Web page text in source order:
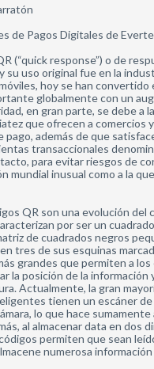
de Pagos Digitales de
(“quick response”) o de
su uso original fue en la
hoy se han convertido
globalmente con un
en gran parte, se debe a
que ofrecen a comercios
además de que
transaccionales
para evitar riesgos de
mundial inusual como a la
QR son una evolución del
por ser un cuadrado
de cuadrados negros
tres de sus esquinas
grandes que permiten a los
la posición de la información
Actualmente, la gran
tienen un escáner de
lo que hace sumamente
al almacenar data en dos
permiten que sean
numerosa